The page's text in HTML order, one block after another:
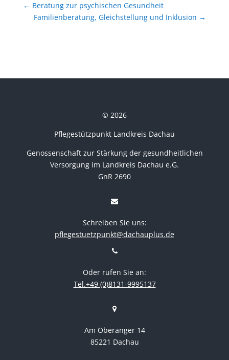
← Beratung zur psychischen Gesundheit
Familienberatung, Gleichstellung und Inklusion →
© 2026
Pflegestützpunkt Landkreis Dachau
Genossenschaft zur Stärkung der gesundheitlichen
Versorgung im Landkreis Dachau e.G.
GnR 2690
Schreiben Sie uns:
pflegestuetzpunkt@dachauplus.de
Oder rufen Sie an:
Tel.+49 (0)8131-9995137
Am Oberanger 14
85221 Dachau